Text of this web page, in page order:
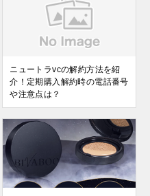
ニュートラvcの解約方法を紹
介！定期購入解約時の電話番号
や注意点は？